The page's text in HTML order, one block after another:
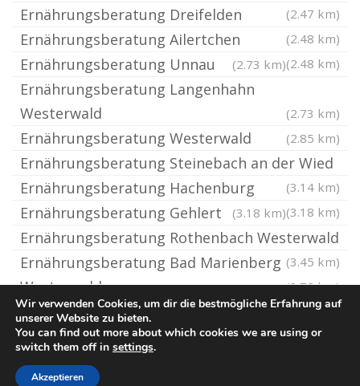
(2.47 km)
Ernährungsberatung Dreifelden
(2.48 km)
Ernährungsberatung Ailertchen
(2.48 km)
Ernährungsberatung Unnau (2.73 km)
Ernährungsberatung Langenhahn
Westerwald
(2.73 km)
Ernährungsberatung Westerwald (2.85 km)
Ernährungsberatung Steinebach an der Wied
(3.14 km)
Ernährungsberatung Hachenburg
(3.18 km)
Ernährungsberatung Gehlert (3.18 km)
Ernährungsberatung Rothenbach Westerwald
(3.45 km)
Ernährungsberatung Bad Marienberg
Westerwald
(3.72 km)
© Ernaehrungsberatung.rocks
Impressum / Datenschutz
Wir verwenden Cookies, um dir die bestmögliche Erfahrung auf
unserer Website zu bieten.
You can find out more about which cookies we are using or
switch them off in settings.
Akzeptieren